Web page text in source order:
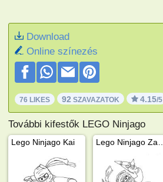
Download
Online színezés
76 LIKES 92 SZAVAZATOK 4.15/5
További kifestők LEGO Ninjago
Lego Ninjago Kai